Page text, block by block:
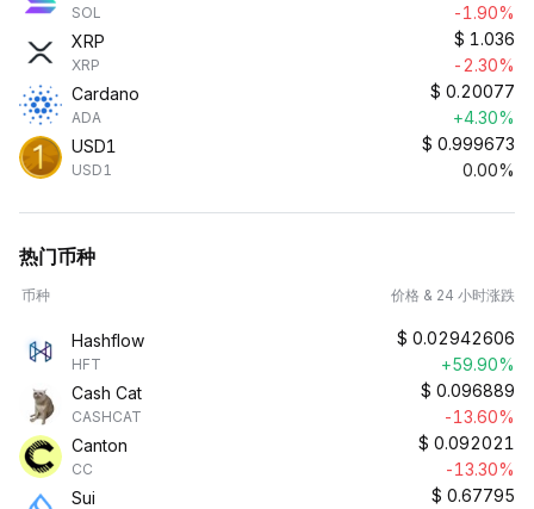
SOL
-1.90%
XRP
XRP
$ 1.036
-2.30%
Cardano
ADA
$ 0.20077
+4.30%
USD1
USD1
$ 0.999673
0.00%
热门币种
币种 价格 & 24 小时涨跌
Hashflow
HFT
$ 0.02942606
+59.90%
Cash Cat
CASHCAT
$ 0.096889
-13.60%
Canton
CC
$ 0.092021
-13.30%
Sui
$ 0.67795